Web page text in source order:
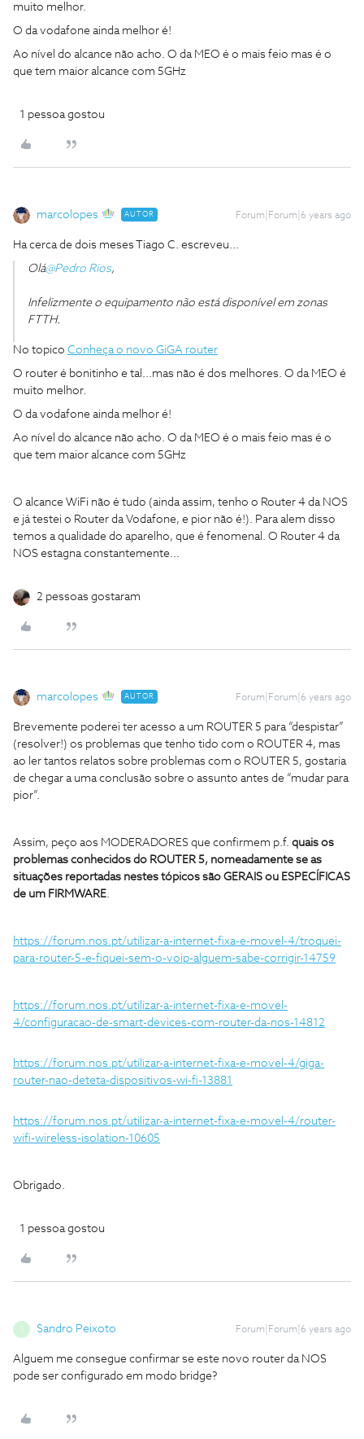
muito melhor.
O da vodafone ainda melhor é!
Ao nível do alcance não acho. O da MEO é o mais feio mas é o
que tem maior alcance com 5GHz
1 pessoa gostou
marcolopes AUTOR Forum|Forum|6 years ago
Ha cerca de dois meses Tiago C. escreveu...
Olá@Pedro Rios,
Infelizmente o equipamento não está disponível em zonas
FTTH.
No topico Conheça o novo GiGA router
O router é bonitinho e tal...mas não é dos melhores. O da MEO é
muito melhor.
O da vodafone ainda melhor é!
Ao nível do alcance não acho. O da MEO é o mais feio mas é o
que tem maior alcance com 5GHz
O alcance WiFi não é tudo (ainda assim, tenho o Router 4 da NOS
e já testei o Router da Vodafone, e pior não é!). Para alem disso
temos a qualidade do aparelho, que é fenomenal. O Router 4 da
NOS estagna constantemente...
2 pessoas gostaram
marcolopes AUTOR Forum|Forum|6 years ago
Brevemente poderei ter acesso a um ROUTER 5 para “despistar”
(resolver!) os problemas que tenho tido com o ROUTER 4, mas
ao ler tantos relatos sobre problemas com o ROUTER 5, gostaria
de chegar a uma conclusão sobre o assunto antes de “mudar para
pior”.
Assim, peço aos MODERADORES que confirmem p.f. quais os
problemas conhecidos do ROUTER 5, nomeadamente se as
situações reportadas nestes tópicos são GERAIS ou ESPECÍFICAS
de um FIRMWARE
https://forum.nos.pt/utilizar-a-internet-fixa-e-movel-4/troquei-
para-router-5-e-fiquei-sem-o-voip-alguem-sabe-corrigir-14759
https://forum.nos.pt/utilizar-a-internet-fixa-e-movel-
4/configuracao-de-smart-devices-com-router-da-nos-14812
https://forum.nos.pt/utilizar-a-internet-fixa-e-movel-4/giga-
router-nao-deteta-dispositivos-wi-fi-13881
https://forum.nos.pt/utilizar-a-internet-fixa-e-movel-4/router-
wifi-wireless-isolation-10605
Obrigado.
1 pessoa gostou
Sandro Peixoto Forum|Forum|6 years ago
Alguem me consegue confirmar se este novo router da NOS
pode ser configurado em modo bridge?